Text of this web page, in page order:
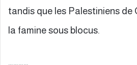
tandis que les Palestiniens
la famine sous blocus.
…………